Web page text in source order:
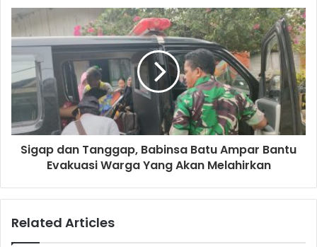
Sigap dan Tanggap, Babinsa Batu Ampar Bantu
Evakuasi Warga Yang Akan Melahirkan
Related Articles